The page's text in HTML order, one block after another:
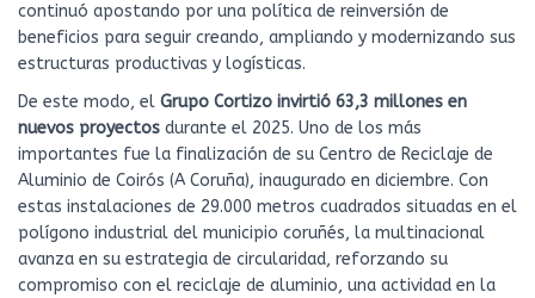
continuó apostando por una política de reinversión de
beneficios para seguir creando, ampliando y modernizando sus
estructuras productivas y logísticas.
De este modo, el Grupo Cortizo invirtió 63,3 millones en
nuevos proyectos durante el 2025. Uno de los más
importantes fue la finalización de su Centro de Reciclaje de
Aluminio de Coirós (A Coruña), inaugurado en diciembre. Con
estas instalaciones de 29.000 metros cuadrados situadas en el
polígono industrial del municipio coruñés, la multinacional
avanza en su estrategia de circularidad, reforzando su
compromiso con el reciclaje de aluminio, una actividad en la